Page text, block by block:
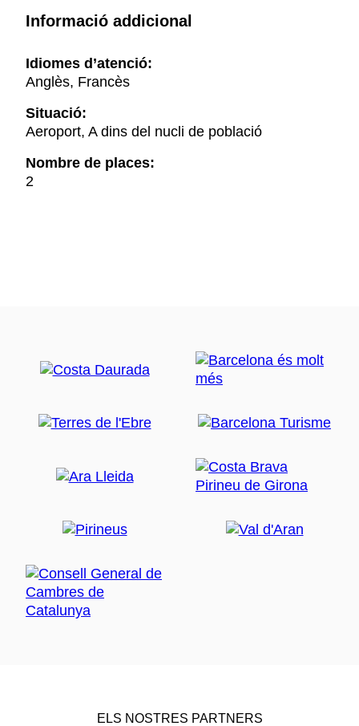
Informació addicional
Idiomes d’atenció:
Anglès, Francès
Situació:
Aeroport, A dins del nucli de població
Nombre de places:
2
ELS NOSTRES PARTNERS